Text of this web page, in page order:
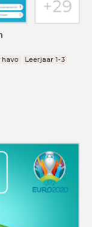
Leerjaar 1-3